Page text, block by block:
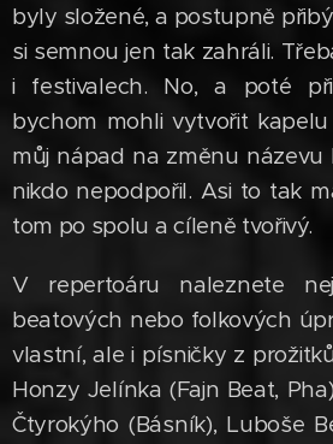
byly složené, a postupně
si semnou jen tak zahráli.
i festivalech. No, a poté
bychom mohli vytvořit
můj nápad na změnu názevu
nikdo nepodpořil. Asi to tak
tom po spolu a cíleně tvořivý.
V repertoáru naleznete
beatových nebo folkových
vlastní, ale i písničky z
Honzy Jelínka (Fajn Beat,
Čtyrokýho (Básník), Luboše